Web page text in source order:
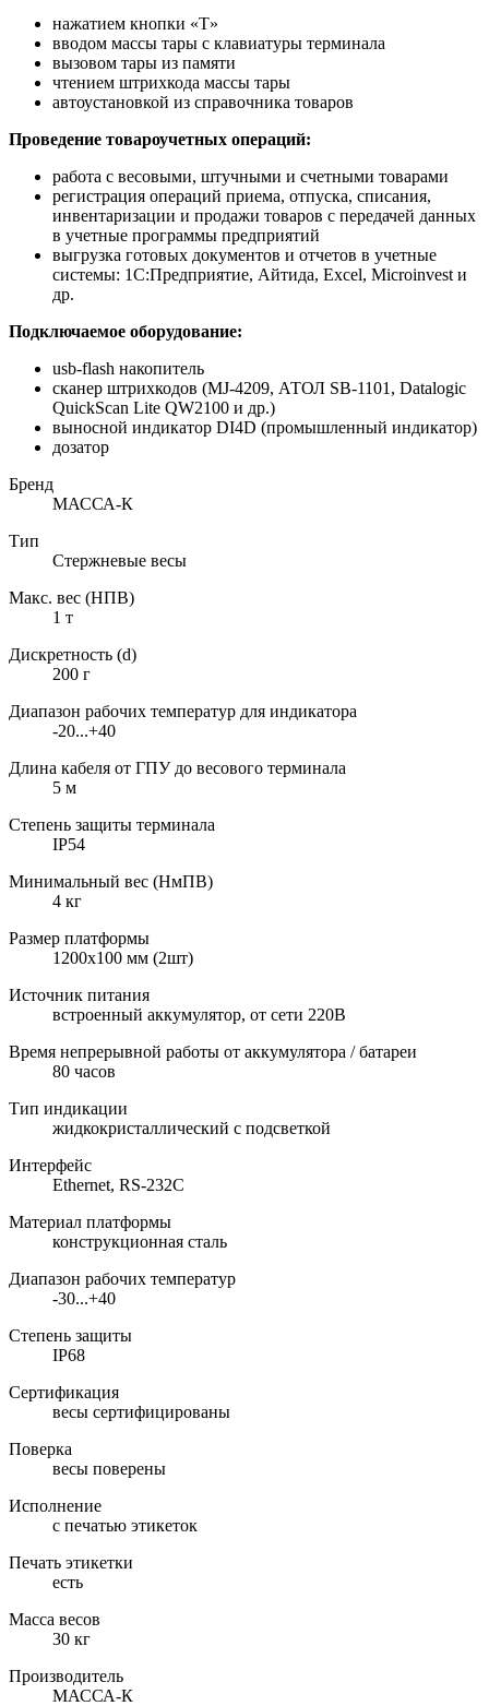
нажатием кнопки «T»
вводом массы тары с клавиатуры терминала
вызовом тары из памяти
чтением штрихкода массы тары
автоустановкой из справочника товаров
Проведение товароучетных операций:
работа с весовыми, штучными и счетными товарами
регистрация операций приема, отпуска, списания,
инвентаризации и продажи товаров с передачей данных
в учетные программы предприятий
выгрузка готовых документов и отчетов в учетные
системы: 1С:Предприятие, Айтида, Excel, Microinvest и
др.
Подключаемое оборудование:
usb-flash накопитель
сканер штрихкодов (MJ-4209, АТОЛ SB-1101, Datalogic
QuickScan Lite QW2100 и др.)
выносной индикатор DI4D (промышленный индикатор)
дозатор
Бренд
МАССА-К
Тип
Стержневые весы
Макс. вес (НПВ)
1 т
Дискретность (d)
200 г
Диапазон рабочих температур для индикатора
-20...+40
Длина кабеля от ГПУ до весового терминала
5 м
Степень защиты терминала
IP54
Минимальный вес (НмПВ)
4 кг
Размер платформы
1200х100 мм (2шт)
Источник питания
встроенный аккумулятор, от сети 220В
Время непрерывной работы от аккумулятора / батареи
80 часов
Тип индикации
жидкокристаллический с подсветкой
Интерфейс
Ethernet, RS-232C
Материал платформы
конструкционная сталь
Диапазон рабочих температур
-30...+40
Степень защиты
IP68
Сертификация
весы сертифицированы
Поверка
весы поверены
Исполнение
с печатью этикеток
Печать этикетки
есть
Масса весов
30 кг
Производитель
МАССА-К